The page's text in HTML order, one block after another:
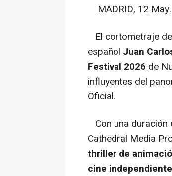
MADRID, 12 May.
El cortometraje
español Juan
Festival 2026 de
influyentes del
Oficial.
Con una
Cathedral Media
thriller de
cine